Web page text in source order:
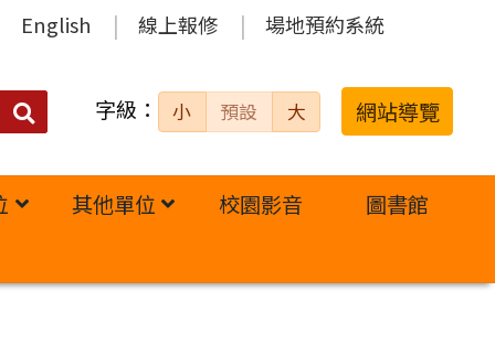
English 線上報修 場地預約系統
搜
字級： 小 預設 大 網站導覽
其他單位 校園影音 圖書館